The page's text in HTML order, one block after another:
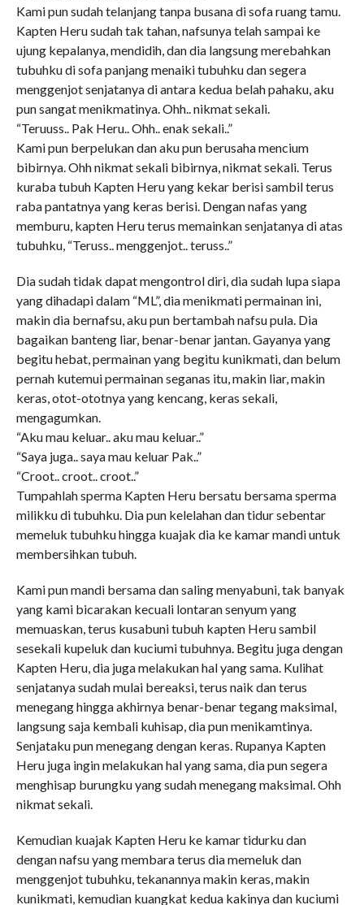
Kami pun sudah telanjang tanpa busana di sofa ruang tamu.
Kapten Heru sudah tak tahan, nafsunya telah sampai ke
ujung kepalanya, mendidih, dan dia langsung merebahkan
tubuhku di sofa panjang menaiki tubuhku dan segera
menggenjot senjatanya di antara kedua belah pahaku, aku
pun sangat menikmatinya. Ohh.. nikmat sekali.
“Teruuss.. Pak Heru.. Ohh.. enak sekali..”
Kami pun berpelukan dan aku pun berusaha mencium
bibirnya. Ohh nikmat sekali bibirnya, nikmat sekali. Terus
kuraba tubuh Kapten Heru yang kekar berisi sambil terus
raba pantatnya yang keras berisi. Dengan nafas yang
memburu, kapten Heru terus memainkan senjatanya di atas
tubuhku, “Teruss.. menggenjot.. teruss..”
Dia sudah tidak dapat mengontrol diri, dia sudah lupa siapa
yang dihadapi dalam “ML”, dia menikmati permainan ini,
makin dia bernafsu, aku pun bertambah nafsu pula. Dia
bagaikan banteng liar, benar-benar jantan. Gayanya yang
begitu hebat, permainan yang begitu kunikmati, dan belum
pernah kutemui permainan seganas itu, makin liar, makin
keras, otot-ototnya yang kencang, keras sekali,
mengagumkan.
“Aku mau keluar.. aku mau keluar..”
“Saya juga.. saya mau keluar Pak..”
“Croot.. croot.. croot..”
Tumpahlah sperma Kapten Heru bersatu bersama sperma
milikku di tubuhku. Dia pun kelelahan dan tidur sebentar
memeluk tubuhku hingga kuajak dia ke kamar mandi untuk
membersihkan tubuh.
Kami pun mandi bersama dan saling menyabuni, tak banyak
yang kami bicarakan kecuali lontaran senyum yang
memuaskan, terus kusabuni tubuh kapten Heru sambil
sesekali kupeluk dan kuciumi tubuhnya. Begitu juga dengan
Kapten Heru, dia juga melakukan hal yang sama. Kulihat
senjatanya sudah mulai bereaksi, terus naik dan terus
menegang hingga akhirnya benar-benar tegang maksimal,
langsung saja kembali kuhisap, dia pun menikamtinya.
Senjataku pun menegang dengan keras. Rupanya Kapten
Heru juga ingin melakukan hal yang sama, dia pun segera
menghisap burungku yang sudah menegang maksimal. Ohh
nikmat sekali.
Kemudian kuajak Kapten Heru ke kamar tidurku dan
dengan nafsu yang membara terus dia memeluk dan
menggenjot tubuhku, tekanannya makin keras, makin
kunikmati, kemudian kuangkat kedua kakinya dan kuciumi